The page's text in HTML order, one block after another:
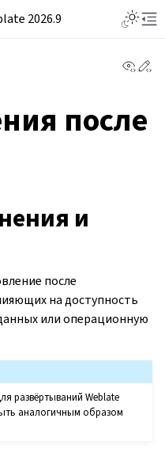
2026.9
после
и
после
на доступность
или операционную
развёртываний Weblate
аналогичным образом